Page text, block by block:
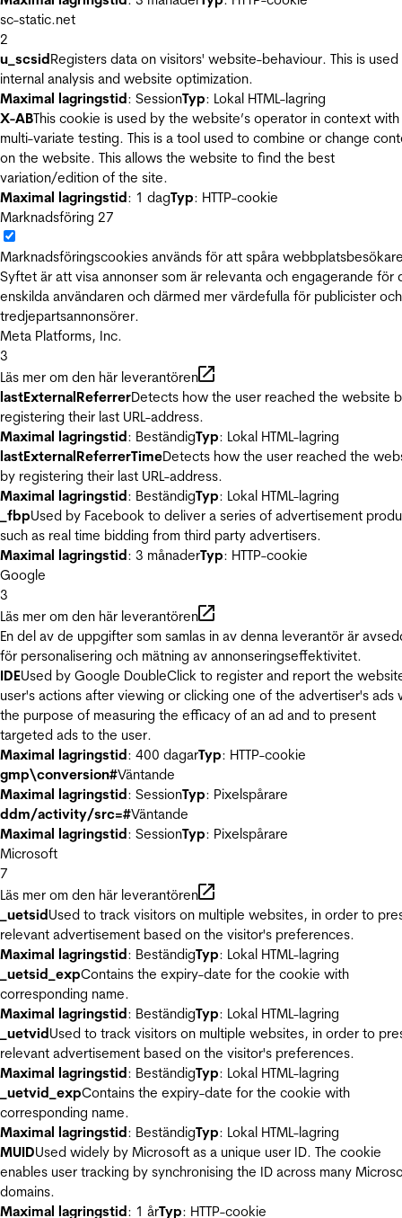
sc-static.net
2
u_scsidRegisters data on visitors' website-behaviour. This is
internal analysis and website optimization.
Maximal lagringstid: SessionTyp: Lokal HTML-lagring
X-ABThis cookie is used by the website’s operator in context with
multi-variate testing. This is a tool used to combine or change
on the website. This allows the website to find the best
variation/edition of the site.
Maximal lagringstid: 1 dagTyp: HTTP-cookie
Marknadsföring 27
Marknadsföringscookies används för att spåra
Syftet är att visa annonser som är relevanta och engagerande för
enskilda användaren och därmed mer värdefulla för publicister och
tredjepartsannonsörer.
Meta Platforms, Inc.
3
Läs mer om den här leverantören
lastExternalReferrerDetects how the user reached the website
registering their last URL-address.
Maximal lagringstid: BeständigTyp: Lokal HTML-lagring
lastExternalReferrerTimeDetects how the user reached the
by registering their last URL-address.
Maximal lagringstid: BeständigTyp: Lokal HTML-lagring
_fbpUsed by Facebook to deliver a series of advertisement
such as real time bidding from third party advertisers.
Maximal lagringstid: 3 månaderTyp: HTTP-cookie
Google
3
Läs mer om den här leverantören
En del av de uppgifter som samlas in av denna leverantör är
för personalisering och mätning av annonseringseffektivitet.
IDEUsed by Google DoubleClick to register and report the
user's actions after viewing or clicking one of the advertiser's ads
the purpose of measuring the efficacy of an ad and to present
targeted ads to the user.
Maximal lagringstid: 400 dagarTyp: HTTP-cookie
gmp\conversion#Väntande
Maximal lagringstid: SessionTyp: Pixelspårare
ddm/activity/src=#Väntande
Maximal lagringstid: SessionTyp: Pixelspårare
Microsoft
7
Läs mer om den här leverantören
_uetsidUsed to track visitors on multiple websites, in order to
relevant advertisement based on the visitor's preferences.
Maximal lagringstid: BeständigTyp: Lokal HTML-lagring
_uetsid_expContains the expiry-date for the cookie with
corresponding name.
Maximal lagringstid: BeständigTyp: Lokal HTML-lagring
_uetvidUsed to track visitors on multiple websites, in order to
relevant advertisement based on the visitor's preferences.
Maximal lagringstid: BeständigTyp: Lokal HTML-lagring
_uetvid_expContains the expiry-date for the cookie with
corresponding name.
Maximal lagringstid: BeständigTyp: Lokal HTML-lagring
MUIDUsed widely by Microsoft as a unique user ID. The cookie
enables user tracking by synchronising the ID across many
domains.
Maximal lagringstid: 1 årTyp: HTTP-cookie